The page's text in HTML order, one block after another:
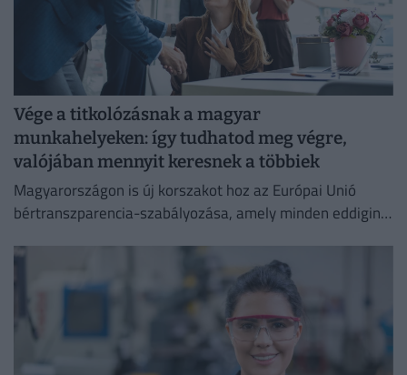
Vége a titkolózásnak a magyar
munkahelyeken: így tudhatod meg végre,
valójában mennyit keresnek a többiek
Magyarországon is új korszakot hoz az Európai Unió
bértranszparencia-szabályozása, amely minden eddiginél